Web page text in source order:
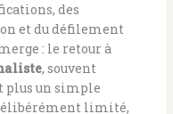
des
et du défilement
: le retour à
, souvent
plus un simple
délibérément limité,